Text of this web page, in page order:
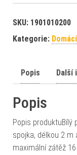
SKU: 1901010200
Kategorie:
Popis Další
Popis
Popis produktuBílý
spojka, délkou 2 m
maximální zátěž